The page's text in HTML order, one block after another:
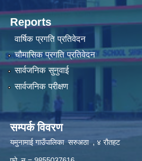
Reports
वार्षिक प्रगति प्रतिवेदन
चौमासिक प्रगति प्रतिवेदन
सार्वजनिक सुनुवाई
सार्वजनिक परीक्षण
सम्पर्क विवरण
यमुनामाई गाउँपालिका सरुअठा , ४ रौतहट